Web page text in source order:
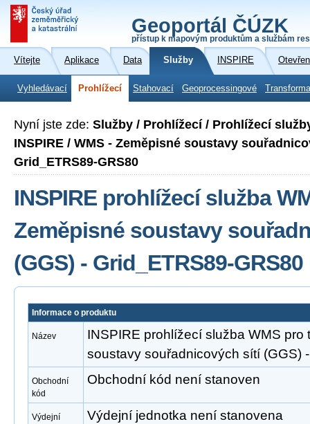
Geoportál ČÚZK
přístup k mapovým produktům a službám
Vítejte Aplikace Data Služby INSPIRE
Vyhledávací Prohlížecí Stahovací Geoprocessingové
Nyní jste zde: Služby / Prohlížecí / Prohlížecí
INSPIRE / WMS - Zeměpisné soustavy
Grid_ETRS89-GRS80
INSPIRE prohlížecí služba
Zeměpisné soustavy
(GGS) - Grid_ETRS89-GRS80
Informace o produktu
Název
INSPIRE prohlížecí služba WMS pro
soustavy souřadnicových sítí (GGS)
Obchodní
kód
Obchodní kód není stanoven
Výdejní
Výdejní jednotka není stanovena